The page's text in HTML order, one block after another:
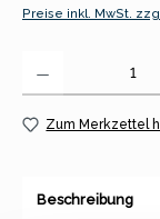
Preise inkl. MwSt.
Zum Merkzettel
Beschreibung